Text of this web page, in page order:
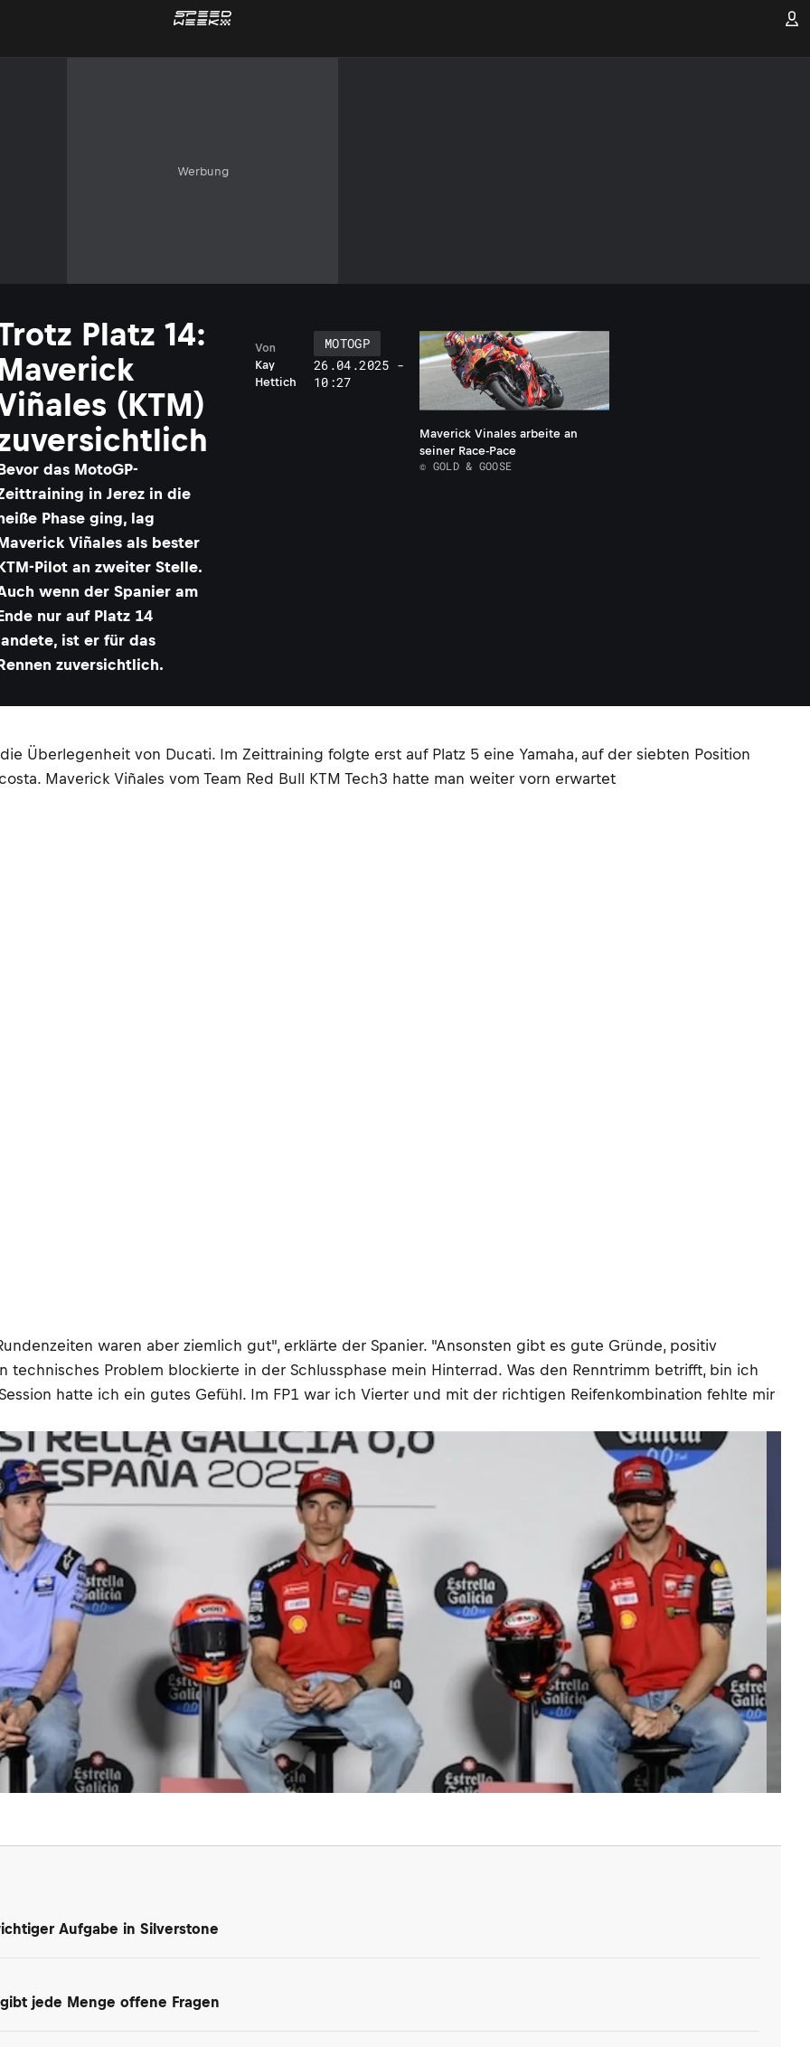
Werbung
Platz 14:
(KTM)
das MotoGP-
in Jerez in die
Phase ging, lag
Viñales als bester
Pilot an zweiter Stelle.
wenn der Spanier am
nur auf Platz 14
ist er für das
zuversichtlich.
Kay
Hettich
Von
MOTOGP
26.04.2025 -
10:27
Maverick Vinales arbeite an
seiner Race-Pace
© GOLD & GOOSE
Überlegenheit von Ducati. Im Zeittraining folgte erst auf Platz 5 eine Yamaha, auf der siebten Position
Maverick Viñales vom Team Red Bull KTM Tech3 hatte man weiter vorn erwartet
waren aber ziemlich gut", erklärte der Spanier. "Ansonsten gibt es gute Gründe, positiv
Problem blockierte in der Schlussphase mein Hinterrad. Was den Renntrimm betrifft, bin ich
hatte ich ein gutes Gefühl. Im FP1 war ich Vierter und mit der richtigen Reifenkombination fehlte mir
Aufgabe in Silverstone
jede Menge offene Fragen